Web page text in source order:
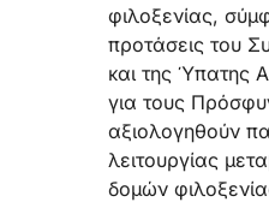
φιλοξενίας,
προτάσεις του
και της Ύπατης
για τους
αξιολογηθούν
λειτουργίας
δομών